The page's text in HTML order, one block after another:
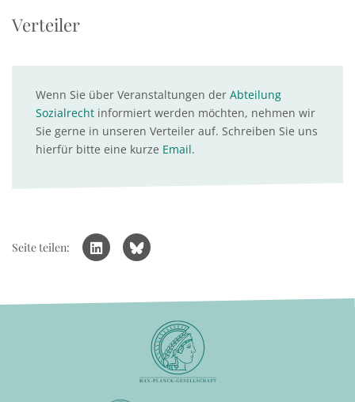
Verteiler
Wenn Sie über Veranstaltungen der Abteilung
Sozialrecht informiert werden möchten, nehmen wir
Sie gerne in unseren Verteiler auf. Schreiben Sie uns
hierfür bitte eine kurze Email.
Seite teilen: